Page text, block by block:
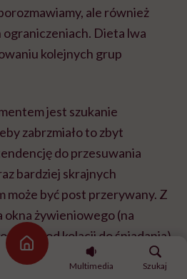
Strona główna
Multimedia
Szukaj
ale również
Dieta lwa
kolejnych grup
jest szukanie
zabrzmiało to zbyt
do przesuwania
bardziej skrajnych
może być post przerywany. Z
żywieniowego (na
od kolacji do śniadania)
on w posty trwające 20, 22